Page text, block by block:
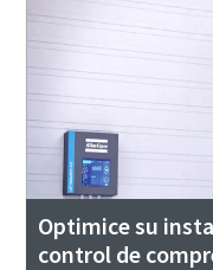
Optimice su
control de